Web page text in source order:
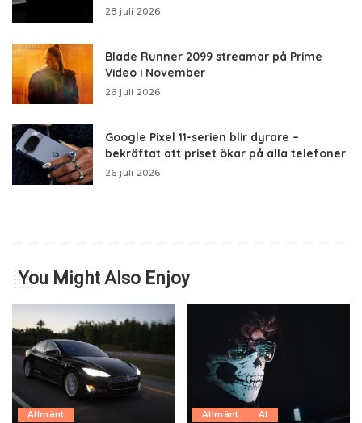
28 juli 2026
Blade Runner 2099 streamar på Prime
Video i November
26 juli 2026
Google Pixel 11-serien blir dyrare –
bekräftat att priset ökar på alla telefoner
26 juli 2026
You Might Also Enjoy
Allmänt Allmänt AI